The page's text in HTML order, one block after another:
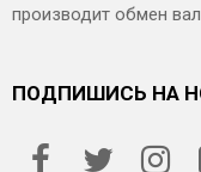
производит обмен
ПОДПИШИСЬ НА